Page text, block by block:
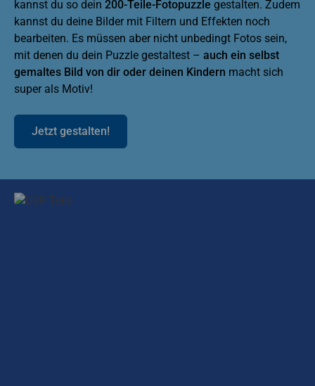
kannst du so dein 200-Teile-Fotopuzzle gestalten. Zudem
kannst du deine Bilder mit Filtern und Effekten noch
bearbeiten. Es müssen aber nicht unbedingt Fotos sein,
mit denen du dein Puzzle gestaltest – auch ein selbst
gemaltes Bild von dir oder deinen Kindern macht sich
super als Motiv!
Jetzt gestalten!